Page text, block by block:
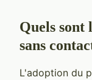
Quels sont
sans
L'adoption du